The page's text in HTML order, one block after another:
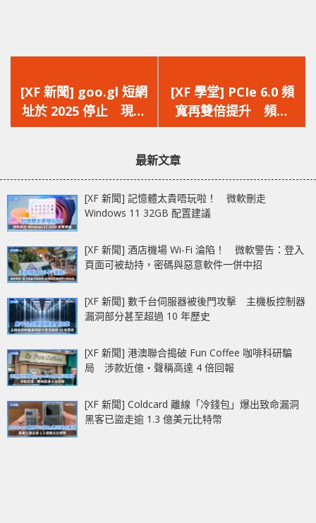
一
篇
文
[XF 新聞] goo.gl 短網
址於 2025 停止 現有
短網址都會被停止
一
篇
文
[XF 學堂] PCIe 6.0 頻
寬再雙倍提升 頻寬
256GB/s‧傳輸率
最新文章
[XF 新聞] 記憶體太貴唔玩啦！ 微軟刪走
Windows 11 32GB 配置建議
[XF 新聞] 酒店機場 Wi-Fi 淪陷！ 微軟警告：登入
頁面可被劫持，密碼與惡意軟件一併中招
[XF 新聞] 數千台伺服器被後門攻擊 主機板控制器
漏洞部分甚至超過 10 年歷史
[XF 新聞] 港澳聯合搗破 Fun Coffee 咖啡科研騙
局 涉款近億‧聲稱高達 4 倍回報
[XF 新聞] Coldcard 離線「冷錢包」爆出致命漏洞
黑客已盜走逾 1.3 億美元比特幣